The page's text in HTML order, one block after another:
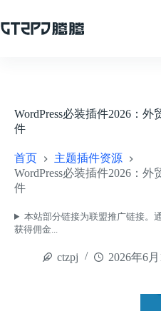
至
内
WordPress必装插件2026：
件
首页
主题插件资源
WordPress必装插件2026：
件
本站部分链接为联盟推广链接。
获得佣金...
ctzpj 2026年6月